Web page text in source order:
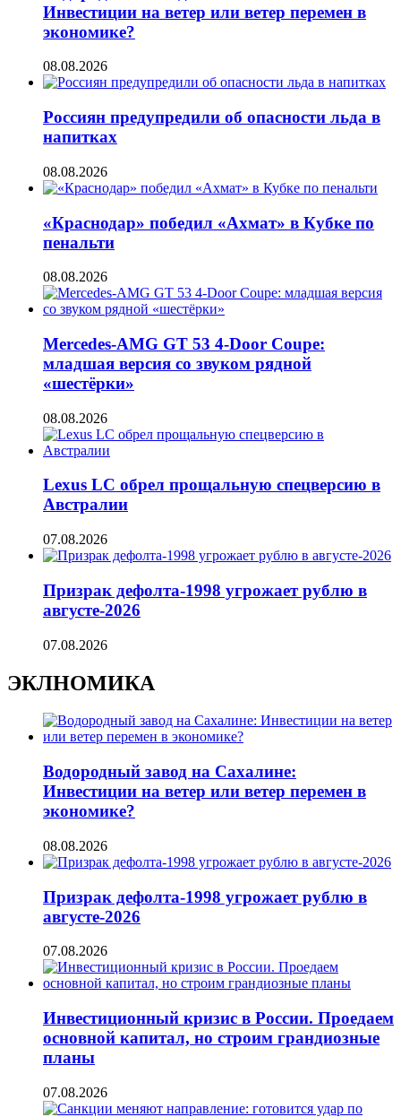
Инвестиции на ветер или ветер перемен в
экономике?
08.08.2026
Россиян предупредили об опасности льда в
напитках
08.08.2026
«Краснодар» победил «Ахмат» в Кубке по
пенальти
08.08.2026
Mercedes-AMG GT 53 4-Door Coupe:
младшая версия со звуком рядной
«шестёрки»
08.08.2026
Lexus LC обрел прощальную спецверсию в
Австралии
07.08.2026
Призрак дефолта-1998 угрожает рублю в
августе-2026
07.08.2026
ЭКЛНОМИКА
Водородный завод на Сахалине:
Инвестиции на ветер или ветер перемен в
экономике?
08.08.2026
Призрак дефолта-1998 угрожает рублю в
августе-2026
07.08.2026
Инвестиционный кризис в России. Проедаем
основной капитал, но строим грандиозные
планы
07.08.2026